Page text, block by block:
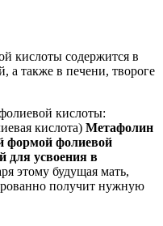
кислоты содержится в
а также в печени, твороге
кислоты:
кислота) Метафолин
формой фолиевой
для усвоения в
этому будущая мать,
получит нужную